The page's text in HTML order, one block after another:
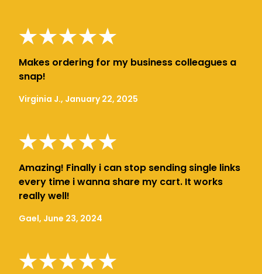
Makes ordering for my business colleagues a
snap!
Virginia J., January 22, 2025
Amazing! Finally i can stop sending single links
every time i wanna share my cart. It works
really well!
Gael, June 23, 2024